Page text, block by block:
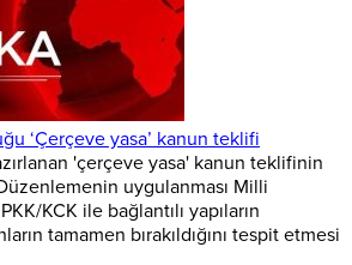
‘Çerçeve yasa’ kanun teklifi
'çerçeve yasa' kanun teklifinin
Düzenlemenin uygulanması Milli
KCK ile bağlantılı yapıların
tamamen bırakıldığını tespit etmesi